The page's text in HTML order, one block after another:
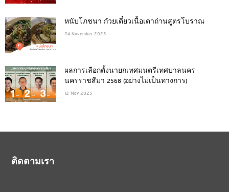
หนับโภชนา ก๋วยเตี๋ยวเนื้อเตาถ่านสูตรโบราณ
24 November 2025
ผลการเลือกตั้งนายกเทศมนตรีเทศบาลนคร
นครราชสีมา 2568 (อย่างไม่เป็นทางการ)
12 May 2025
ติดตามเรา